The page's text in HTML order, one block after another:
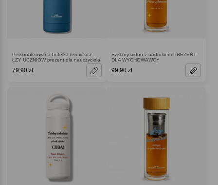
Personalizowana butelka termiczna
ŁZY UCZNIÓW prezent dla nauczyciela
79,90 zł
Szklany bidon z nadrukiem PREZENT
DLA WYCHOWAWCY
99,90 zł